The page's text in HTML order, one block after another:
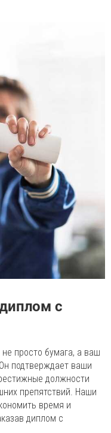
с
просто бумага, а ваш
подтверждает ваши
должности
препятствий. Наши
время и
диплом с